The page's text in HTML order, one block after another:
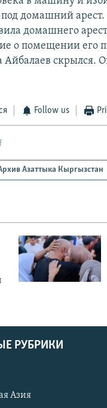
домашний
домашнего
о помещении его
скрылся.
Follow us
Азаттыка Кыргызстан
РУБРИКИ
Азия